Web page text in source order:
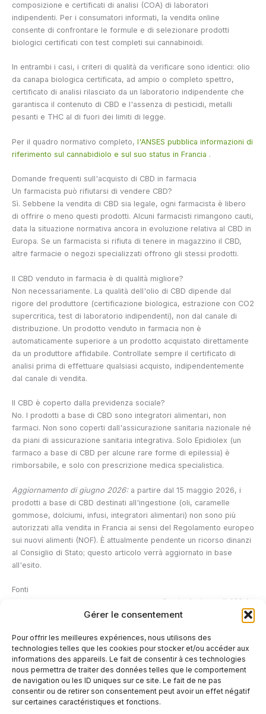
Gérer le consentement
Pour offrir les meilleures expériences, nous utilisons des
technologies telles que les cookies pour stocker et/ou accéder aux
informations des appareils. Le fait de consentir à ces technologies
nous permettra de traiter des données telles que le comportement
de navigation ou les ID uniques sur ce site. Le fait de ne pas
consentir ou de retirer son consentement peut avoir un effet négatif
sur certaines caractéristiques et fonctions.
composizione e certificati di analisi (COA) di laboratori
indipendenti. Per i consumatori informati, la vendita online
consente di confrontare le formule e di selezionare prodotti
biologici certificati con test completi sui cannabinoidi.
In entrambi i casi, i criteri di qualità da verificare sono identici: olio
da canapa biologica certificata, ad ampio o completo spettro,
certificato di analisi rilasciato da un laboratorio indipendente che
garantisca il contenuto di CBD e l'assenza di pesticidi, metalli
pesanti e THC al di fuori dei limiti di legge.
Per il quadro normativo completo, l'ANSES pubblica informazioni di
riferimento sul cannabidiolo e sul suo status in Francia .
Domande frequenti sull'acquisto di CBD in farmacia
Un farmacista può rifiutarsi di vendere CBD?
Sì. Sebbene la vendita di CBD sia legale, ogni farmacista è libero
di offrire o meno questi prodotti. Alcuni farmacisti rimangono cauti,
data la situazione normativa ancora in evoluzione relativa al CBD in
Europa. Se un farmacista si rifiuta di tenere in magazzino il CBD,
altre farmacie o negozi specializzati offrono gli stessi prodotti.
Il CBD venduto in farmacia è di qualità migliore?
Non necessariamente. La qualità dell'olio di CBD dipende dal
rigore del produttore (certificazione biologica, estrazione con CO2
supercritica, test di laboratorio indipendenti), non dal canale di
distribuzione. Un prodotto venduto in farmacia non è
automaticamente superiore a un prodotto acquistato direttamente
da un produttore affidabile. Controllate sempre il certificato di
analisi prima di effettuare qualsiasi acquisto, indipendentemente
dal canale di vendita.
Il CBD è coperto dalla previdenza sociale?
No. I prodotti a base di CBD sono integratori alimentari, non
farmaci. Non sono coperti dall'assicurazione sanitaria nazionale né
da piani di assicurazione sanitaria integrativa. Solo Epidiolex (un
farmaco a base di CBD per alcune rare forme di epilessia) è
rimborsabile, e solo con prescrizione medica specialistica.
Aggiornamento di giugno 2026:a partire dal 15 maggio 2026, i
prodotti a base di CBD destinati all'ingestione (oli, caramelle
gommose, dolciumi, infusi, integratori alimentari) non sono più
autorizzati alla vendita in Francia ai sensi del Regolamento europeo
sui nuovi alimenti (NOF). È attualmente pendente un ricorso dinanzi
al Consiglio di Stato; questo articolo verrà aggiornato in base
all'esito.
Fonti
Prodotti a base di CBD in
farmacia: il mercato è in forte espansione.
ANS.CBD (cannabidiolo).anses.fr
ANSM.Cannabis medica.ansm.sante.fr
←Articolo precedente Articolo successivo→